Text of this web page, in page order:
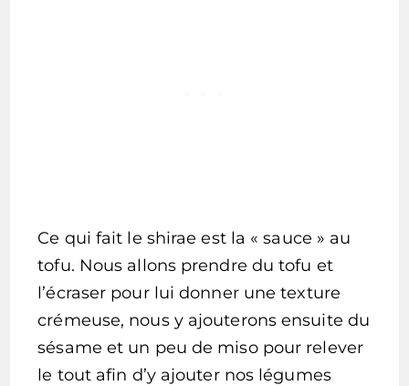
Ce qui fait le shirae est la « sauce » au
tofu. Nous allons prendre du tofu et
l’écraser pour lui donner une texture
crémeuse, nous y ajouterons ensuite du
sésame et un peu de miso pour relever
le tout afin d’y ajouter nos légumes